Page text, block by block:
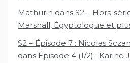
Mathurin dans S2 – Hors-
Marshall, Égyptologue et
S2 – Épisode 7 : Nicolas
dans Épisode 4 (1/2) : Karine